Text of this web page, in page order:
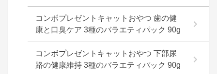
コンボプレゼントキャットおやつ 歯の健
康と口臭ケア 3種のバラエティパック 90g
コンボプレゼントキャットおやつ 下部尿
路の健康維持 3種のバラエティパック 90g